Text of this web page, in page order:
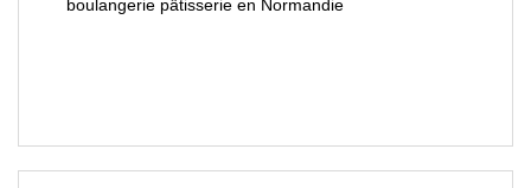
boulangerie pâtisserie en Normandie